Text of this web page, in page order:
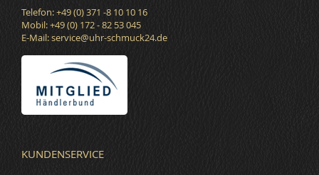
Telefon: +49 (0) 371 -8 10 10 16
Mobil: +49 (0) 172 - 82 53 045
E-Mail:service@uhr-schmuck24.de
KUNDENSERVICE